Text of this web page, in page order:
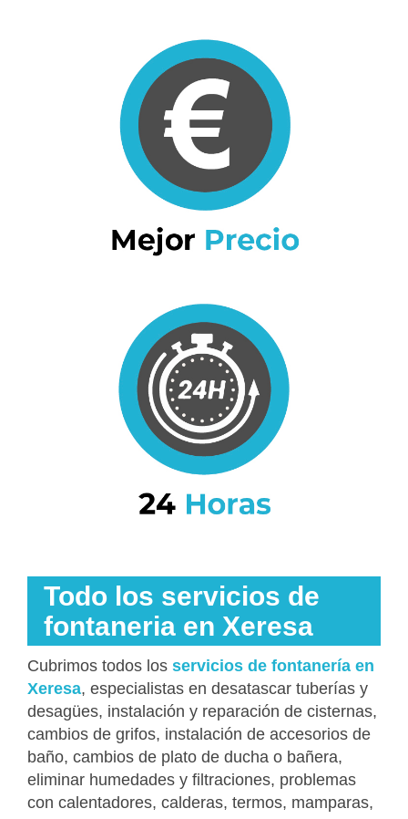
Todo los servicios de
fontaneria en Xeresa
Cubrimos todos los servicios de fontanería en
Xeresa, especialistas en desatascar tuberías y
desagües, instalación y reparación de cisternas,
cambios de grifos, instalación de accesorios de
baño, cambios de plato de ducha o bañera,
eliminar humedades y filtraciones, problemas
con calentadores, calderas, termos, mamparas,